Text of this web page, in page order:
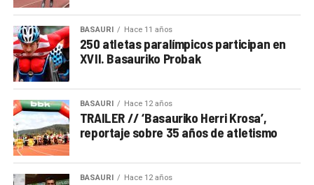
BASAURI Hace 11 años
250 atletas paralímpicos participan en
XVII. Basauriko Probak
BASAURI Hace 12 años
TRAILER // ‘Basauriko Herri Krosa’,
reportaje sobre 35 años de atletismo
BASAURI Hace 12 años